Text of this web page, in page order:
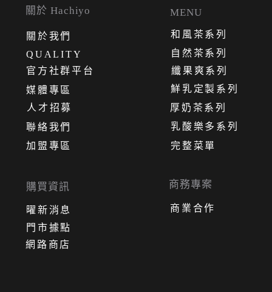
人才招募
關於 Hachiyo
關 於我們
QUALITY
官方社群平台
媒體專區
網路商店
門市據點
曜新消息
購買資訊
聯絡我們
加盟專區
商務專案
商業合作
乳酸樂多系列
厚奶茶系列
鮮乳定製系列
纖果爽系列
自然茶系列
和風茶系列
MENU
完整菜單